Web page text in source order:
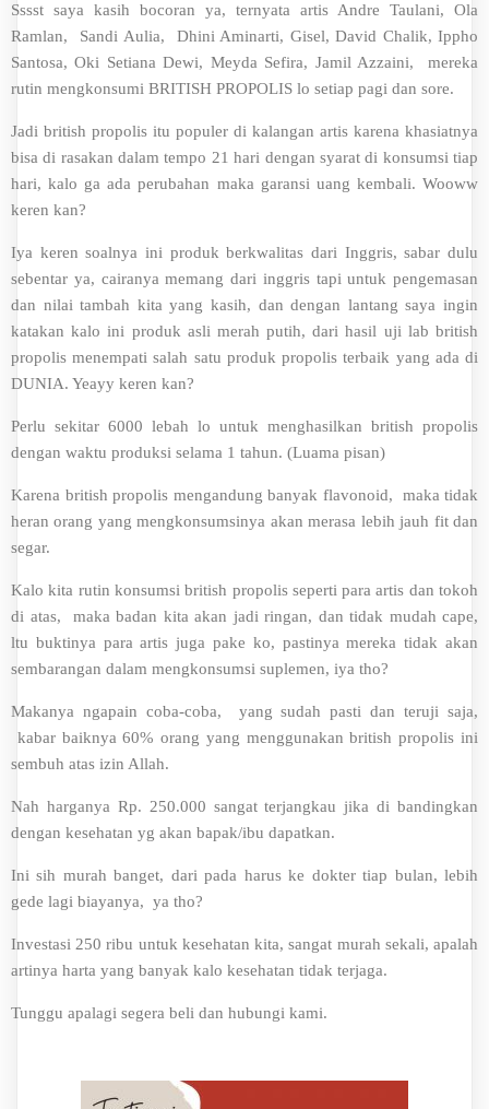
Sssst saya kasih bocoran ya, ternyata artis Andre Taulani, Ola
Ramlan, Sandi Aulia, Dhini Aminarti, Gisel, David Chalik, Ippho
Santosa, Oki Setiana Dewi, Meyda Sefira, Jamil Azzaini, mereka
rutin mengkonsumi BRITISH PROPOLIS lo setiap pagi dan sore.
Jadi british propolis itu populer di kalangan artis karena khasiatnya
bisa di rasakan dalam tempo 21 hari dengan syarat di konsumsi tiap
hari, kalo ga ada perubahan maka garansi uang kembali. Wooww
keren kan?
Iya keren soalnya ini produk berkwalitas dari Inggris, sabar dulu
sebentar ya, cairanya memang dari inggris tapi untuk pengemasan
dan nilai tambah kita yang kasih, dan dengan lantang saya ingin
katakan kalo ini produk asli merah putih, dari hasil uji lab british
propolis menempati salah satu produk propolis terbaik yang ada di
DUNIA. Yeayy keren kan?
Perlu sekitar 6000 lebah lo untuk menghasilkan british propolis
dengan waktu produksi selama 1 tahun. (Luama pisan)
Karena british propolis mengandung banyak flavonoid, maka tidak
heran orang yang mengkonsumsinya akan merasa lebih jauh fit dan
segar.
Kalo kita rutin konsumsi british propolis seperti para artis dan tokoh
di atas, maka badan kita akan jadi ringan, dan tidak mudah cape,
ltu buktinya para artis juga pake ko, pastinya mereka tidak akan
sembarangan dalam mengkonsumsi suplemen, iya tho?
Makanya ngapain coba-coba, yang sudah pasti dan teruji saja,
kabar baiknya 60% orang yang menggunakan british propolis ini
sembuh atas izin Allah.
Nah harganya Rp. 250.000 sangat terjangkau jika di bandingkan
dengan kesehatan yg akan bapak/ibu dapatkan.
Ini sih murah banget, dari pada harus ke dokter tiap bulan, lebih
gede lagi biayanya, ya tho?
Investasi 250 ribu untuk kesehatan kita, sangat murah sekali, apalah
artinya harta yang banyak kalo kesehatan tidak terjaga.
Tunggu apalagi segera beli dan hubungi kami.